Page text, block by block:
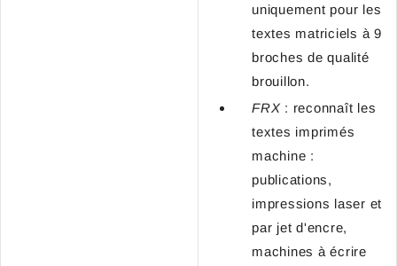
uniquement pour les
textes matriciels à 9
broches de qualité
brouillon.
FRX : reconnaît les
textes imprimés
machine :
publications,
impressions laser et
par jet d'encre,
machines à écrire